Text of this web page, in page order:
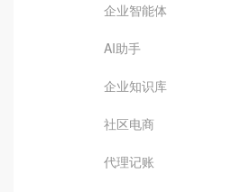
企业智能体
AI助手
企业知识库
社区电商
代理记账